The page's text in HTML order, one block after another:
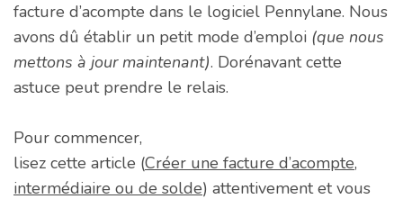
facture d’acompte dans le logiciel Pennylane. Nous
avons dû établir un petit mode d’emploi (que nous
mettons à jour maintenant). Dorénavant cette
astuce peut prendre le relais.
Pour commencer,
lisez cette article (Créer une facture d’acompte,
intermédiaire ou de solde) attentivement et vous